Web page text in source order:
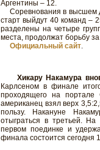
Аргентины – 12.
Соревнования в высшем
старт выйдут 40 команд –
разделены на четыре
места, продолжат борьбу
Официальный сайт.
Хикару Накамура
Карлсеном в финале
проходящего на портале
американец взял верх
пользу. Накануне
отыграться в третьей.
первом поединке и
финала состоится сегодня